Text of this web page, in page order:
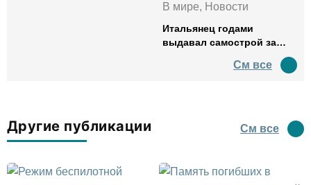
В мире, Новости
Итальянец годами
выдавал самострой за
водил туда туристов
См все
Другие публикации См все